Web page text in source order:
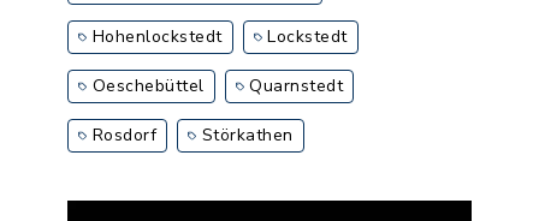
Hohenlockstedt Lockstedt
Oeschebüttel Quarnstedt
Rosdorf Störkathen